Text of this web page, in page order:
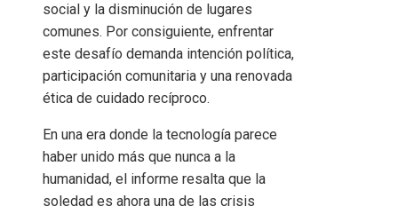
social y la disminución de lugares
comunes. Por consiguiente, enfrentar
este desafío demanda intención política,
participación comunitaria y una renovada
ética de cuidado recíproco.
En una era donde la tecnología parece
haber unido más que nunca a la
humanidad, el informe resalta que la
soledad es ahora una de las crisis